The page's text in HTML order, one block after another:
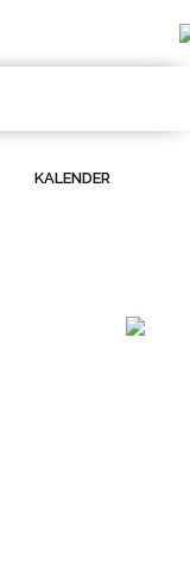
KALENDER